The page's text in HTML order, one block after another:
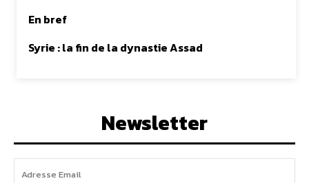
En bref
Syrie : la fin de la dynastie Assad
Newsletter